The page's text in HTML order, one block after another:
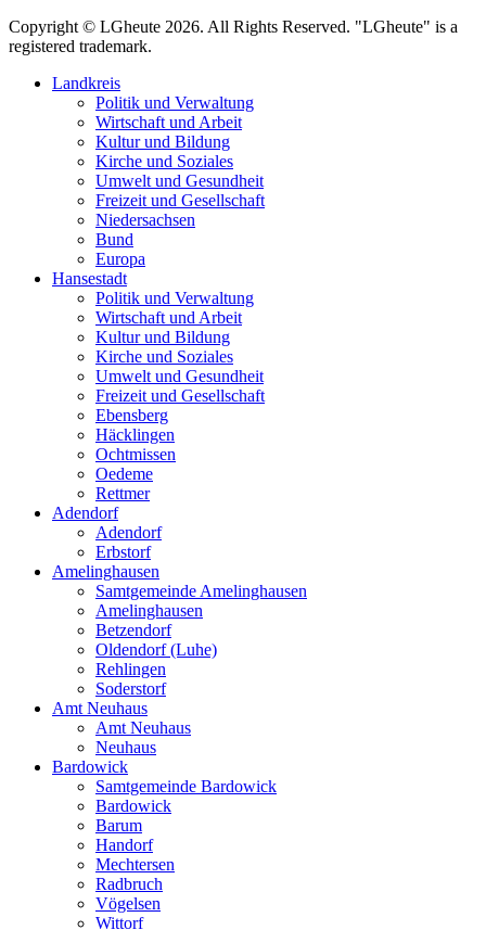
Copyright © LGheute 2026. All Rights Reserved. "LGheute" is a
registered trademark.
Landkreis
Politik und Verwaltung
Wirtschaft und Arbeit
Kultur und Bildung
Kirche und Soziales
Umwelt und Gesundheit
Freizeit und Gesellschaft
Niedersachsen
Bund
Europa
Hansestadt
Politik und Verwaltung
Wirtschaft und Arbeit
Kultur und Bildung
Kirche und Soziales
Umwelt und Gesundheit
Freizeit und Gesellschaft
Ebensberg
Häcklingen
Ochtmissen
Oedeme
Rettmer
Adendorf
Adendorf
Erbstorf
Amelinghausen
Samtgemeinde Amelinghausen
Amelinghausen
Betzendorf
Oldendorf (Luhe)
Rehlingen
Soderstorf
Amt Neuhaus
Amt Neuhaus
Neuhaus
Bardowick
Samtgemeinde Bardowick
Bardowick
Barum
Handorf
Mechtersen
Radbruch
Vögelsen
Wittorf